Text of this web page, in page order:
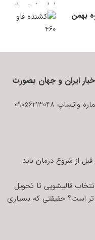
سوی گروه بهمن
ایران و جهان بصورت
جهت ارتباط با مدیر رسانه می توانید به شماره واتساپ 09056213048
از شروع درمان باید
قالیشویی تا تحویل
است؟ حقیقتی که بسیاری